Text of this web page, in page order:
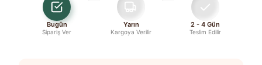
Bugün
Sipariş Ver
Yarın
Kargoya Verilir
2 - 4 Gün
Teslim Edilir